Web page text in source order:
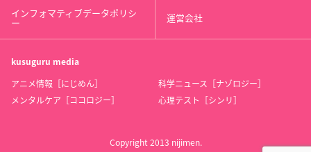
インフォマティブデータポリシ
ー 運営会社
kusuguru media
アニメ情報［にじめん］
科学ニュース［ナゾロジー］
メンタルケア［ココロジー］
心理テスト［シンリ］
Copyright 2013 nijimen.